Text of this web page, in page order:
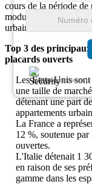
Nous garantissons
cours de la période
modulaires rentables
urbains.
Top 3 des
placards ouverts
Les États-Unis sont
une taille de
détenant une part
appartements
La France a
12 %, soutenue
ouvertes.
L'Italie détenait 1
en raison de ses
gamme dans les